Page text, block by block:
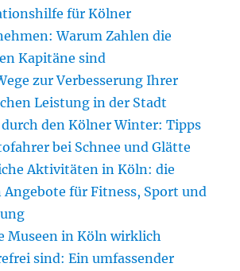
für Kölner
Warum Zahlen die
Kapitäne sind
zur Verbesserung Ihrer
Leistung in der Stadt
durch den Kölner Winter: Tipps
bei Schnee und Glätte
Aktivitäten in Köln: die
Angebote für Fitness, Sport und
Museen in Köln wirklich
sind: Ein umfassender